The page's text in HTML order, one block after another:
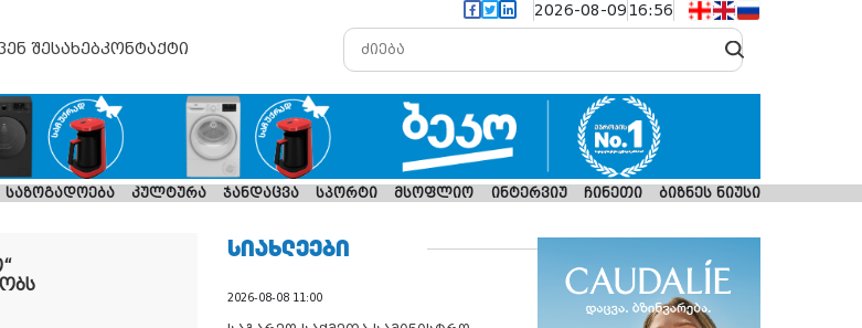
2026-08-09 16:56
შესახებკონტაქტი
საზოგადოება კულტურა ჯანდაცვა სპორტი მსოფლიო ინტერვიუ ჩინეთი ბიზნეს ნიუსი
ᲡᲘᲐᲮᲚᲔᲔᲑᲘ
2026-08-08 11:00